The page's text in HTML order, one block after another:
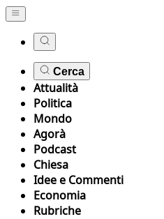
Cerca
Attualità
Politica
Mondo
Agorà
Podcast
Chiesa
Idee e Commenti
Economia
Rubriche